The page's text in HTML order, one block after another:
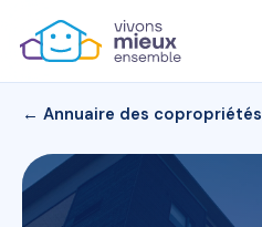
← Annuaire des copropriétés